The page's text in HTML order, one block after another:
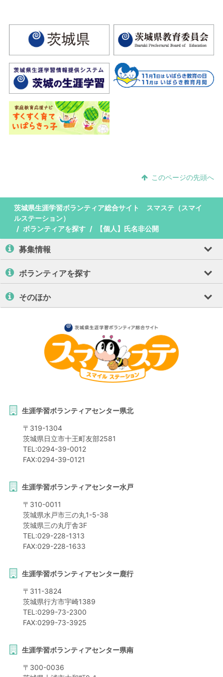
このページの先頭へ
茨城県生涯学習ボランティア総合サイト スマステ（スマイ
ルステーション）
ボランティアを探す
【個人】氏名非公開
募集情報
ボランティアを探す
そのほか
生涯学習ボランティアセンター県北
〒 319-1304
茨城県日立市十王町友部2581
TEL:0294-39-0012
FAX:0294-39-0121
生涯学習ボランティアセンター水戸
〒 310-0011
茨城県水戸市三の丸1-5-38
茨城県三の丸庁舎3F
TEL:029-228-1313
FAX:029-228-1633
生涯学習ボランティアセンター鹿行
〒 311-3824
茨城県行方市宇崎1389
TEL:0299-73-2300
FAX:0299-73-3925
生涯学習ボランティアセンター県南
〒 300-0036